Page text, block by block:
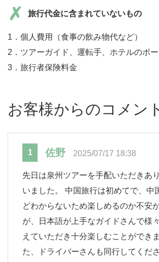
旅行代金に含まれていないもの
1．個人費用（食事の飲み物代など）
2．ツアーガイド、運転手、ホテルのボ
3．旅行者保険料金
お客様からのコメン
1 佐野 2025/07/17 18:38
先日は泉州ツアーを手配いただきあ
いました。 中国旅行は初めてで、中
どわからないため楽しめるのか不安
が、日本語が上手なガイドさんで様
えていただき十分楽しむことができ
た、ドライバーさんも同行してくだ